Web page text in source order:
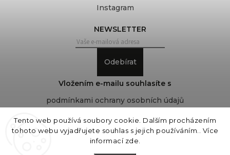
Tento web používá soubory cookie. Dalším procházením
tohoto webu vyjadřujete souhlas s jejich používáním.. Více
informací zde
Instagram
NEWSLETTER
Odebírat
Vložením e-mailu souhlasíte s
podmínkami ochrany osobních údajů
COVEROVER